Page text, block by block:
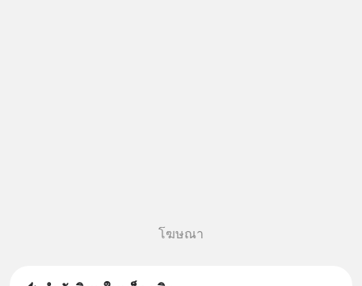
โฆษณา